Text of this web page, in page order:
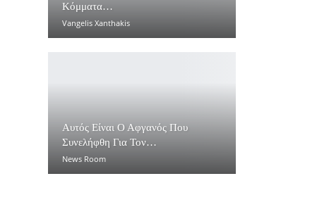
Κόμματα…
Vangelis Xanthakis
Αυτός Είναι Ο Αφγανός Που
Συνελήφθη Για Τον…
News Room